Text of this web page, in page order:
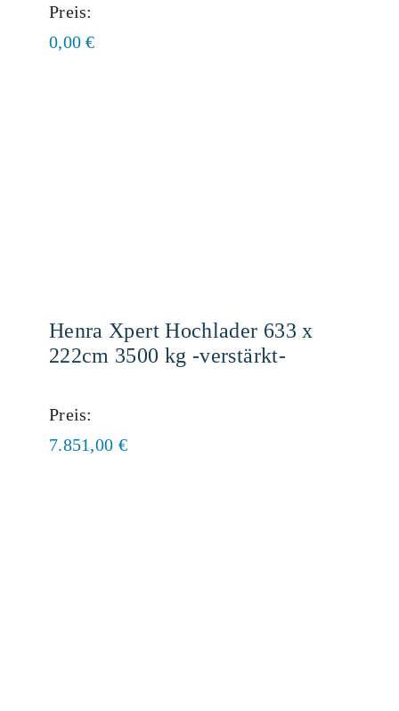
Preis:
0,00€
Henra Xpert Hochlader 633 x
222cm 3500 kg -verstärkt-
Preis:
7.851,00 €